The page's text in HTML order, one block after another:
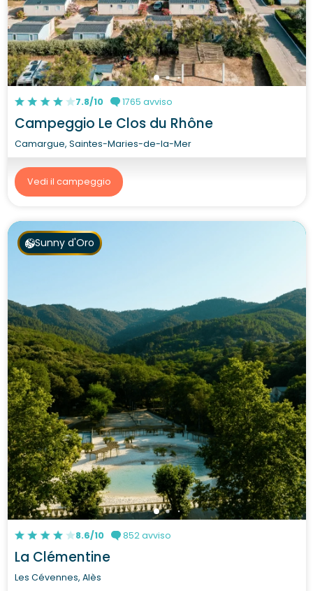
7.8/10 1765 avviso
Campeggio Le Clos du Rhône
Camargue, Saintes-Maries-de-la-Mer
Vedi il campeggio
Sunny d'Oro
8.6/10 852 avviso
La Clémentine
Les Cévennes, Alès